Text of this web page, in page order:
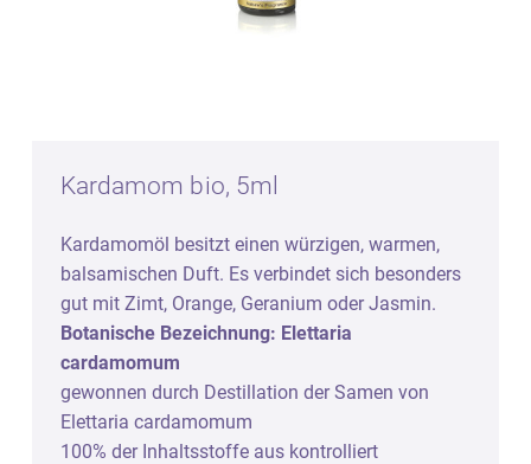
Kardamom bio, 5ml
Kardamomöl besitzt einen würzigen, warmen,
balsamischen Duft. Es verbindet sich besonders
gut mit Zimt, Orange, Geranium oder Jasmin.
Botanische Bezeichnung: Elettaria
cardamomum
gewonnen durch Destillation der Samen von
Elettaria cardamomum
100% der Inhaltsstoffe aus kontrolliert